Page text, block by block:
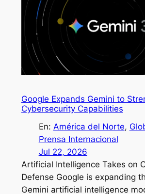
Google Expands Gemini to
Cybersecurity Capabilities
En: América del Norte,
Prensa Internacional
Jul 22, 2026
Artificial Intelligence Takes on
Defense Google is expanding
Gemini artificial intelligence